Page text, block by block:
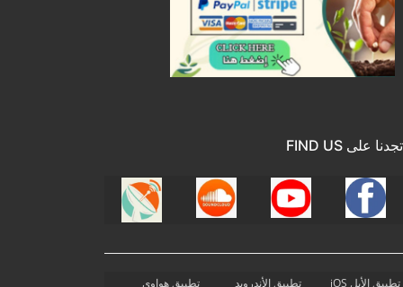
تجدنا على FIND US
تطبيق الأبل iOS تطبيق الأندرويد تطبيق هواوي